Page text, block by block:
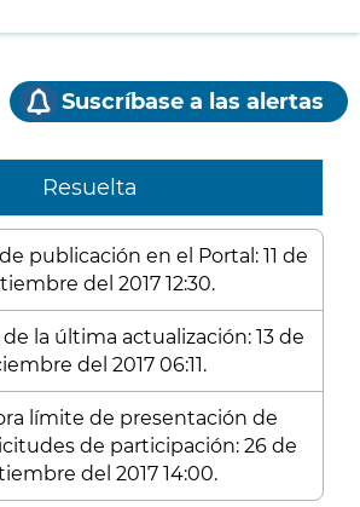
Suscríbase a las alertas
Resuelta
publicación en el Portal: 11 de
del 2017 12:30.
la última actualización: 13 de
del 2017 06:11.
límite de presentación de
de participación: 26 de
del 2017 14:00.